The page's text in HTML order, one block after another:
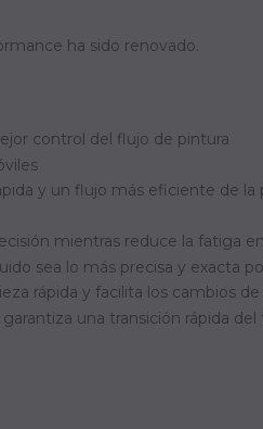
ha sido renovado.
control del flujo de pintura
y un flujo más eficiente de la
mientras reduce la fatiga
sea lo más precisa y exacta
rápida y facilita los cambios
una transición rápida